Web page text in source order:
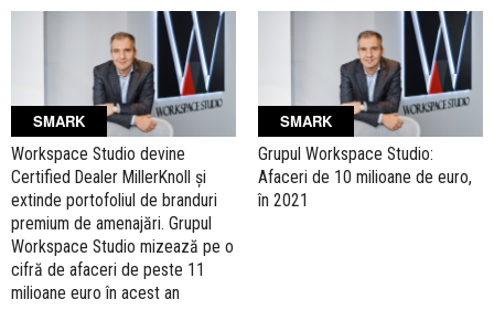
SMARK
Workspace Studio devine
Certified Dealer MillerKnoll și
extinde portofoliul de branduri
premium de amenajări. Grupul
Workspace Studio mizează pe o
cifră de afaceri de peste 11
milioane euro în acest an
SMARK
Grupul Workspace Studio:
Afaceri de 10 milioane de euro,
în 2021